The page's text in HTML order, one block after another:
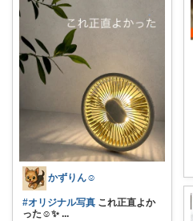
かずりん☺︎
#オリジナル写真 これ正直よか
った☺︎✨ ...